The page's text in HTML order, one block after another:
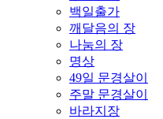
백일출가
깨달음의 장
나눔의 장
명상
49일 문경살이
주말 문경살이
바라지장